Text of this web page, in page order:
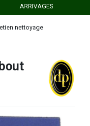
ARRIVAGES
nettoyage